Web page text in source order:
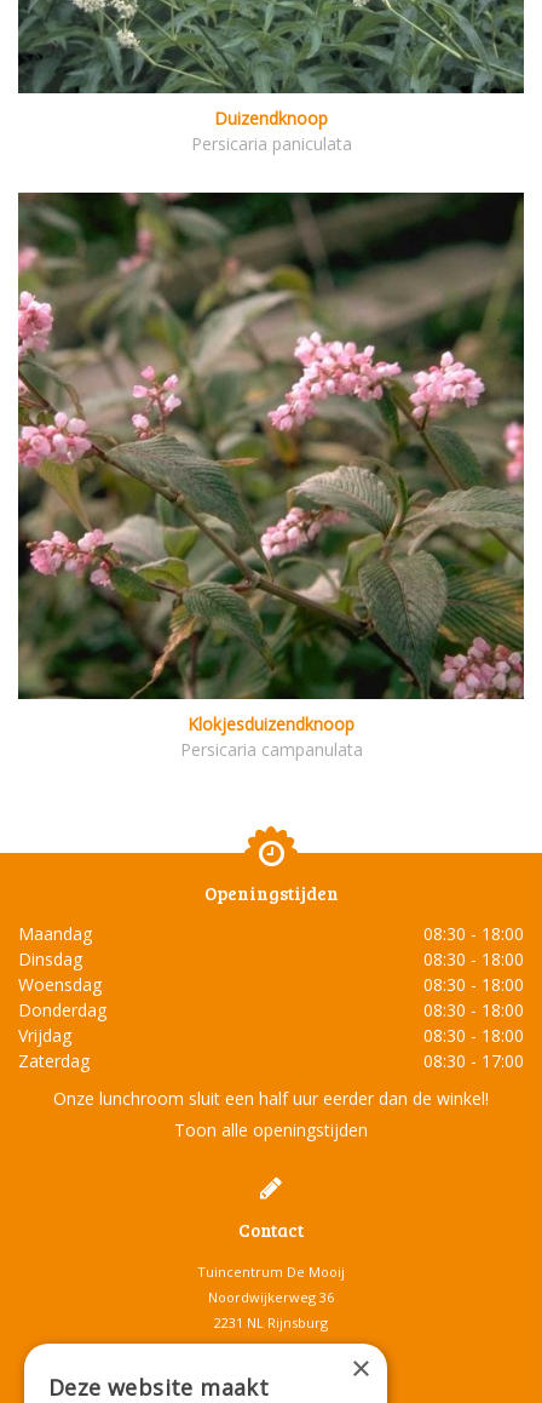
Duizendknoop
Persicaria paniculata
Klokjesduizendknoop
Persicaria campanulata
Openingstijden
Maandag
08:30 - 18:00
Dinsdag
08:30 - 18:00
Woensdag
08:30 - 18:00
Donderdag
08:30 - 18:00
Vrijdag
08:30 - 18:00
Zaterdag
08:30 - 17:00
Onze lunchroom sluit een half uur eerder dan de winkel!
Toon alle openingstijden
Contact
Tuincentrum De Mooij
Noordwijkerweg 36
2231 NL Rijnsburg
T.071-4080959
info@tuincentrumdemooij.nl
×
Deze website maakt